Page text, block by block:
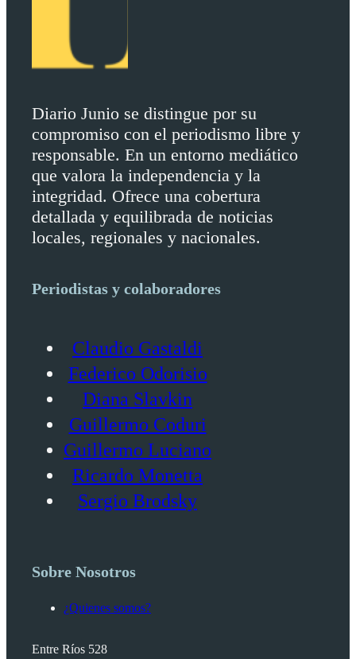
Diario Junio se distingue por su
compromiso con el periodismo libre y
responsable. En un entorno mediático
que valora la independencia y la
integridad. Ofrece una cobertura
detallada y equilibrada de noticias
locales, regionales y nacionales.
Periodistas y colaboradores
Claudio Gastaldi
Federico Odorisio
Diana Slavkin
Guillermo Coduri
Guillermo Luciano
Ricardo Monetta
Sergio Brodsky
Sobre Nosotros
¿Quienes somos?
Entre Ríos 528